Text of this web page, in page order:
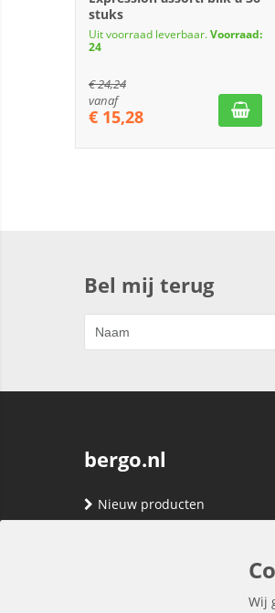
stuks
Uit voorraad leverbaar.Voorraad:
24
€24,24
vanaf
€ 15,28
Bel mij terug
bergo.nl
Nieuw producten
Wij